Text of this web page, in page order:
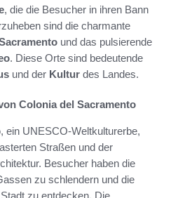
, die die Besucher in ihren Bann
sind die charmante
und das pulsierende
. Diese Orte sind bedeutende
und der Kultur des Landes.
Colonia del Sacramento
, ein UNESCO-Weltkulturerbe,
Straßen und der
Besucher haben die
zu schlendern und die
zu entdecken. Die